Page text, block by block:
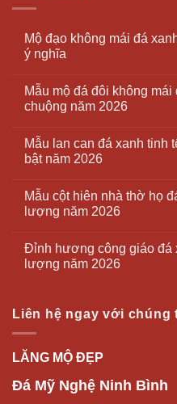
Mộ đạo không mái đá
ý nghĩa
Mẫu mộ đá đôi không
chuộng năm 2026
Mẫu lan can đá xanh tinh
bật năm 2026
Mẫu cột hiên nhà thờ họ
lượng năm 2026
Đỉnh hương công giáo đá
lượng năm 2026
Liên hệ ngay với chúng
LĂNG MỘ ĐẸP
Đá Mỹ Nghệ Ninh Bình